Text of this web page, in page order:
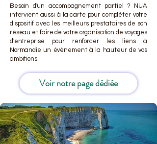
Besoin d'un accompagnement partiel ? NUA
intervient aussi à la carte pour compléter votre
dispositif avec les meilleurs prestataires de son
réseau et faire de votre organisation de voyages
d'entreprise pour renforcer les liens à
Normandie un événement à la hauteur de vos
ambitions.
Voir notre page dédiée